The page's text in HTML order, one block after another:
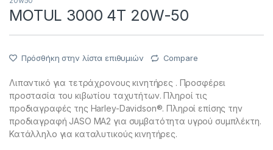
MOTUL 3000 4T 20W-50
Πρόσθήκη στην λίστα επιθυμιών Compare
Λιπαντικό για τετράχρονους κινητήρες . Προσφέρει
προστασία του κιβωτίου ταχυτήτων. Πληροί τις
προδιαγραφές της Harley-Davidson®. Πληροί επίσης την
προδιαγραφή JASO MA2 για συμβατότητα υγρού συμπλέκτη.
Κατάλληλο για καταλυτικούς κινητήρες.